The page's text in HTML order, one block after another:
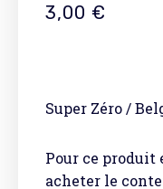
3,00 €
Super Zéro /
Pour ce produit
acheter le